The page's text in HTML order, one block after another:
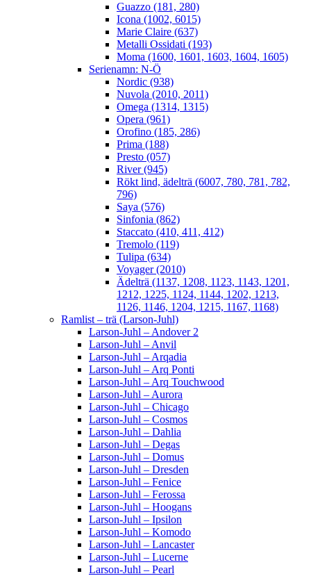
Guazzo (181, 280)
Icona (1002, 6015)
Marie Claire (637)
Metalli Ossidati (193)
Moma (1600, 1601, 1603, 1604, 1605)
Serienamn: N-Ö
Nordic (938)
Nuvola (2010, 2011)
Omega (1314, 1315)
Opera (961)
Orofino (185, 286)
Prima (188)
Presto (057)
River (945)
Rökt lind, ädelträ (6007, 780, 781, 782,
796)
Saya (576)
Sinfonia (862)
Staccato (410, 411, 412)
Tremolo (119)
Tulipa (634)
Voyager (2010)
Ädelträ (1137, 1208, 1123, 1143, 1201,
1212, 1225, 1124, 1144, 1202, 1213,
1126, 1146, 1204, 1215, 1167, 1168)
Ramlist – trä (Larson-Juhl)
Larson-Juhl – Andover 2
Larson-Juhl – Anvil
Larson-Juhl – Arqadia
Larson-Juhl – Arq Ponti
Larson-Juhl – Arq Touchwood
Larson-Juhl – Aurora
Larson-Juhl – Chicago
Larson-Juhl – Cosmos
Larson-Juhl – Dahlia
Larson-Juhl – Degas
Larson-Juhl – Domus
Larson-Juhl – Dresden
Larson-Juhl – Fenice
Larson-Juhl – Ferossa
Larson-Juhl – Hoogans
Larson-Juhl – Ipsilon
Larson-Juhl – Komodo
Larson-Juhl – Lancaster
Larson-Juhl – Lucerne
Larson-Juhl – Pearl